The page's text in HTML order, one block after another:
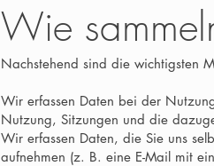
Wie
Nachstehend sind die wichtigsten
Wir erfassen Daten bei der
Nutzung, Sitzungen und die
Wir erfassen Daten, die Sie uns
aufnehmen (z. B. eine E-Mail mit